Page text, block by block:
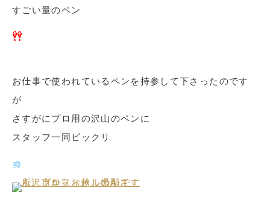
すごい量のペン
お仕事で使われているペンを持参して下さったのです
が
さすがにプロ用の沢山のペンに
スタッフ一同ビックリ